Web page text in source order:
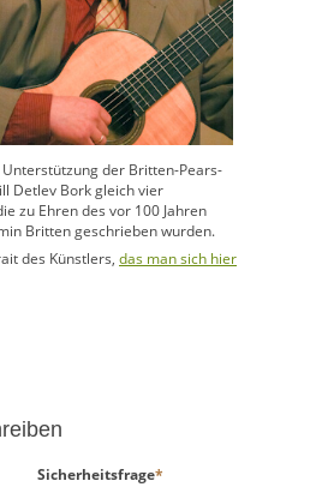
der Britten-Pears-
Detlev Bork gleich vier
zu Ehren des vor 100 Jahren
Britten geschrieben wurden.
des Künstlers, das man sich hier
Pflichtfeld
Sicherheitsfrage*